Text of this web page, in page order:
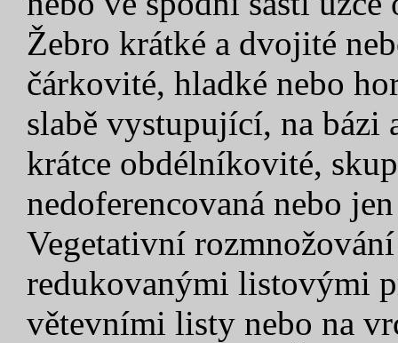
Žebro krátké a dvojité
čárkovité, hladké nebo
slabě vystupující, na bázi
krátce obdélníkovité,
nedoferencovaná nebo
Vegetativní
redukovanými listovými
větevními listy nebo na